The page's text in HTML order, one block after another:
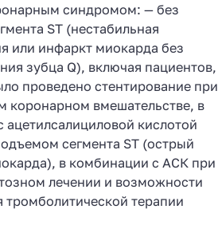
синдромом: — без
ST (нестабильная
или инфаркт миокарда без
зубца Q), включая пациентов,
проведено стентирование при
коронарном вмешательстве, в
ацетилсалициловой кислотой
сегмента ST (острый
в комбинации с АСК при
лечении и возможности
тромболитической терапии